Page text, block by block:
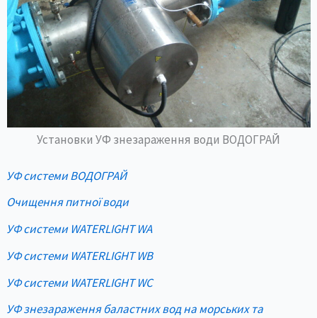
Установки УФ знезараження води ВОДОГРАЙ
УФ системи ВОДОГРАЙ
Очищення питної води
УФ системи WATERLIGHT WA
УФ системи WATERLIGHT WB
УФ системи WATERLIGHT WC
УФ знезараження баластних вод на морських та